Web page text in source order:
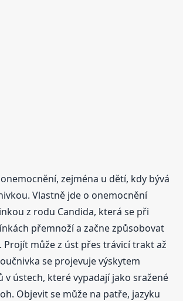
onemocnění, zejména u dětí, kdy bývá
Vlastně jde o onemocnění
z rodu Candida, která se při
přemnoží a začne způsobovat
může z úst přes trávicí trakt až
se projevuje výskytem
v ústech, které vypadají jako sražené
Objevit se může na patře, jazyku